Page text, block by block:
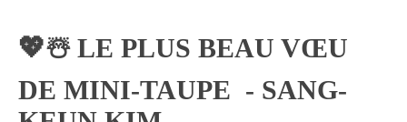
💖☃️ LE PLUS BEAU VŒU
DE MINI-TAUPE - SANG-